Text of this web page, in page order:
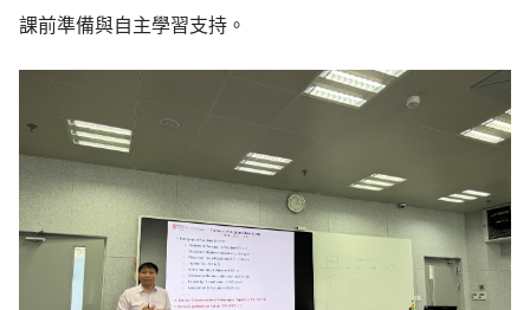
課前準備與自主學習支持。